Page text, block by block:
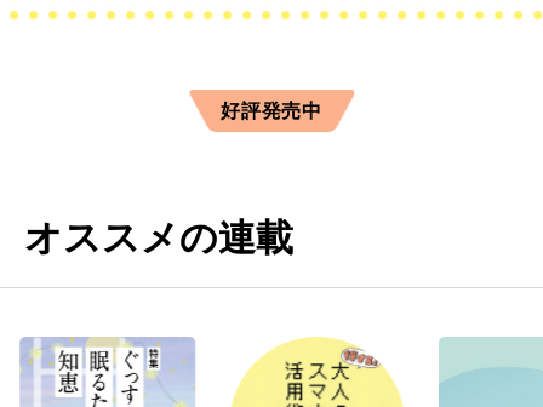
好評発売中
オススメの連載